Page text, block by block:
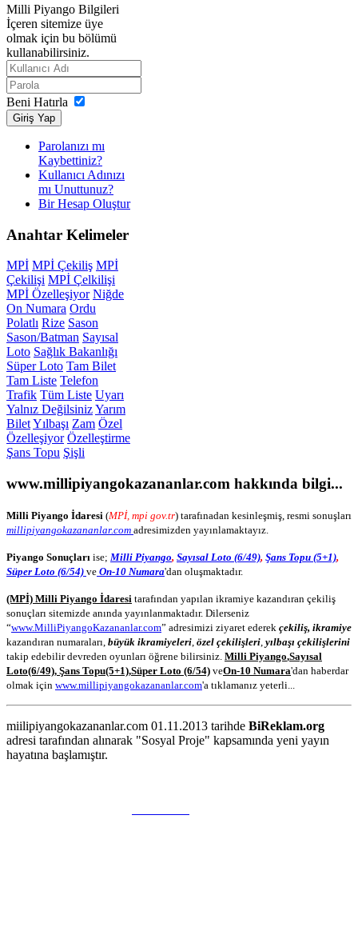
Milli Piyango Bilgileri
İçeren sitemize üye
olmak için bu bölümü
kullanabilirsiniz.
Beni Hatırla
Giriş Yap
Parolanızı mı
Kaybettiniz?
Kullanıcı Adınızı
mı Unuttunuz?
Bir Hesap Oluştur
Anahtar Kelimeler
MPİ MPİ Çekiliş MPİ
Çekilişi MPİ Çelkilişi
MPİ Özelleşiyor Niğde
On Numara Ordu
Polatlı Rize Sason
Sason/Batman Sayısal
Loto Sağlık Bakanlığı
Süper Loto Tam Bilet
Tam Liste Telefon
Trafik Tüm Liste Uyarı
Yalnız DeğilsinizYarım
BiletYılbaşı Zam Özel
Özelleşiyor Özelleştirme
Şans Topu Şişli
www.millipiyangokazananlar.com hakkında bilgi...
Milli Piyango İdaresi (MPİ, mpi gov.tr) tarafınadan kesinleşmiş, resmi sonuşları
millipiyangokazananlar.com adresimizden yayınlamaktayız.
Piyango Sonuçları ise; Milli Piyango, Sayısal Loto (6/49), Şans Topu (5+1),
Süper Loto (6/54) ve On-10 Numara'dan oluşmaktadır.
(MPİ) Milli Piyango İdaresi tarafından yapılan ikramiye kazandıran çekiliş
sonuçları sitemizde anında yayınlanmaktadır. Dilerseniz
“www.MilliPiyangoKazananlar.com” adresimizi ziyaret ederek çekiliş, ikramiye
kazandıran numaraları, büyük ikramiyeleri özel çekilişleri yılbaşı çekilişlerini
takip edebilir devreden oyunları öğrene bilirsiniz. Milli Piyango,Sayısal
Loto(6/49), Şans Topu(5+1),Süper Loto (6/54) veOn-10 Numara'dan haberdar
olmak için www.millipiyangokazananlar.com'a tıklamanız yeterli...
miilipiyangokazananlar.com 01.11.2013 tarihde BiReklam.org
adresi tarafından alınarak "Sosyal Proje" kapsamında yeni yayın
hayatına başlamıştır.